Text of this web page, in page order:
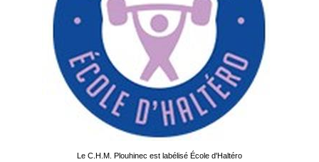
Le C.H.M. Plouhinec est labélisé École d'Haltéro